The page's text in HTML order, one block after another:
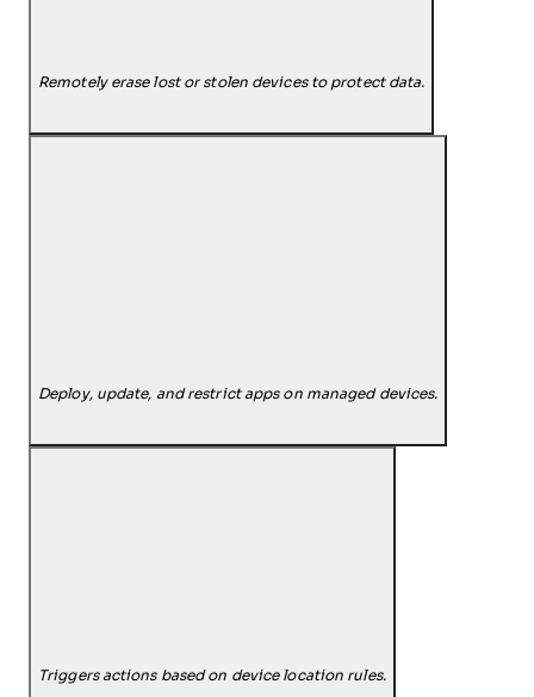
Remotely erase lost or stolen devices to protect data.
Deploy, update, and restrict apps on managed devices.
Triggers actions based on device location rules.